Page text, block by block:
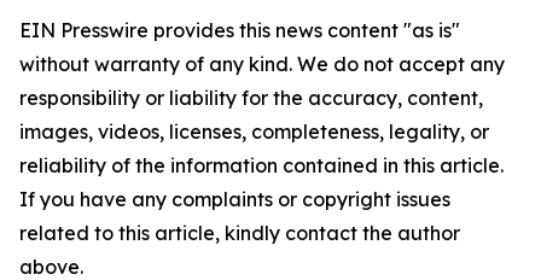
EIN Presswire provides this news content "as is"
without warranty of any kind. We do not accept any
responsibility or liability for the accuracy, content,
images, videos, licenses, completeness, legality, or
reliability of the information contained in this article.
If you have any complaints or copyright issues
related to this article, kindly contact the author
above.